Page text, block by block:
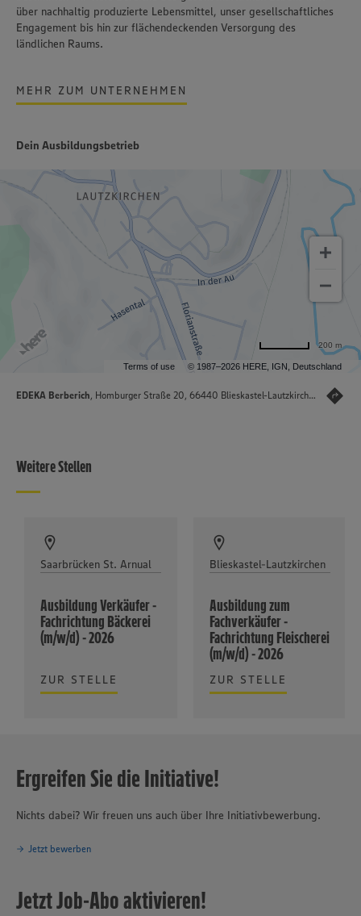
über nachhaltig produzierte Lebensmittel, unser gesellschaftliches
Engagement bis hin zur flächendeckenden Versorgung des
ländlichen Raums.
MEHR ZUM UNTERNEHMEN
Dein Ausbildungsbetrieb
Terms of use © 1987–2026 HERE, IGN, Deutschland
200 m
EDEKA Berberich, Homburger Straße 20, 66440 Blieskastel-Lautzkirchen
Weitere Stellen
Saarbrücken St. Arnual
Ausbildung Verkäufer -
Fachrichtung Bäckerei
(m/w/d) - 2026
ZUR STELLE
Blieskastel-Lautzkirchen
Ausbildung zum
Fachverkäufer -
Fachrichtung Fleischerei
(m/w/d) - 2026
ZUR STELLE
Ergreifen Sie die Initiative!
Nichts dabei? Wir freuen uns auch über Ihre Initiativbewerbung.
Jetzt bewerben
Jetzt Job-Abo aktivieren!